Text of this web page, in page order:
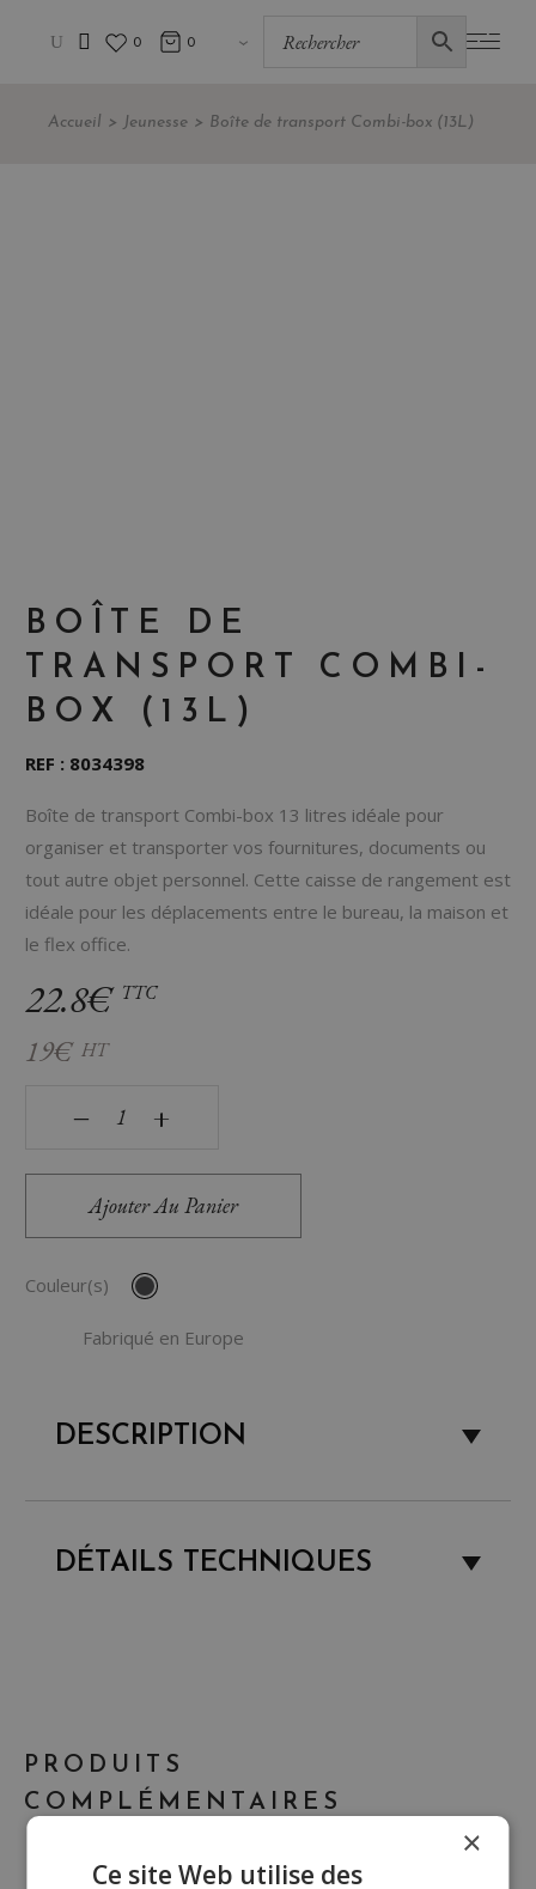
0 0
Accueil Jeunesse Boîte de transport Combi-box (13L)
BOÎTE DE
TRANSPORT COMBI-
BOX (13L)
REF : 8034398
Boîte de transport Combi-box 13 litres idéale pour
organiser et transporter vos fournitures, documents ou
tout autre objet personnel. Cette caisse de rangement est
idéale pour les déplacements entre le bureau, la maison et
le flex office​.
22.8€ TTC
19€ HT
‒ +
Ajouter Au Panier
Couleur(s)
Fabriqué en Europe
DESCRIPTION
DÉTAILS TECHNIQUES
PRODUITS
COMPLÉMENTAIRES
×
Ce site Web utilise des